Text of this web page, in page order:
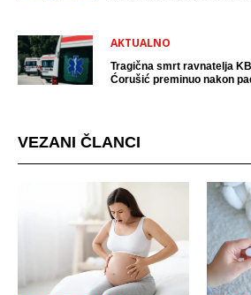
AKTUALNO
Tragična smrt ravnatelja
Ćorušić preminuo nakon
VEZANI ČLANCI